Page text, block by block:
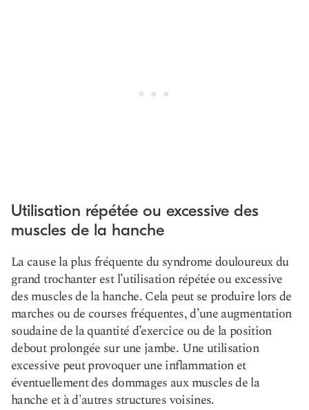
Utilisation répétée ou excessive des
muscles de la hanche
La cause la plus fréquente du syndrome douloureux du
grand trochanter est l’utilisation répétée ou excessive
des muscles de la hanche. Cela peut se produire lors de
marches ou de courses fréquentes, d’une augmentation
soudaine de la quantité d’exercice ou de la position
debout prolongée sur une jambe. Une utilisation
excessive peut provoquer une inflammation et
éventuellement des dommages aux muscles de la
hanche et à d'autres structures voisines.